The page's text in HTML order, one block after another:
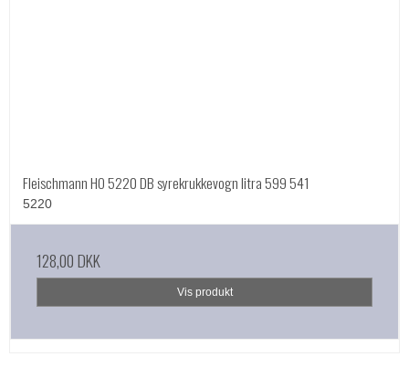
Fleischmann HO 5220 DB syrekrukkevogn litra 599 541
5220
128,00 DKK
Vis produkt